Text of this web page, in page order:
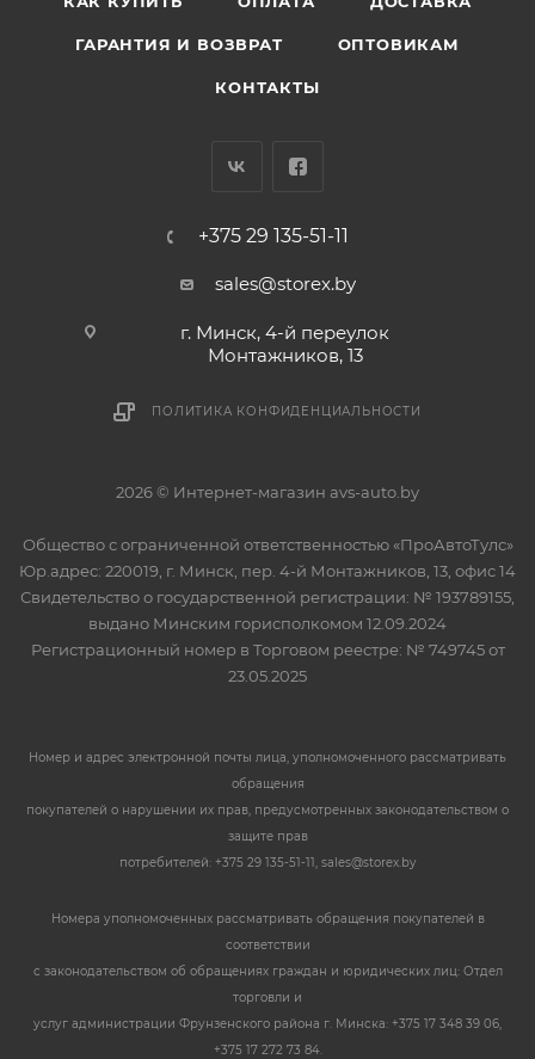
ГАРАНТИЯ И ВОЗВРАТ ОПТОВИКАМ
КОНТАКТЫ
+375 29 135-51-11
sales@storex.by
г. Минск, 4-й переулок
Монтажников, 13
ПОЛИТИКА КОНФИДЕНЦИАЛЬНОСТИ
2026 © Интернет-магазин avs-auto.by
Общество с ограниченной ответственностью «ПроАвтоТулс»
Юр.адрес: 220019, г. Минск, пер. 4-й Монтажников, 13, офис 14
Свидетельство о государственной регистрации: № 193789155,
выдано Минским горисполкомом 12.09.2024
Регистрационный номер в Торговом реестре: № 749745 от
23.05.2025
Номер и адрес электронной почты лица, уполномоченного рассматривать
обращения
покупателей о нарушении их прав, предусмотренных законодательством о
защите прав
потребителей: +375 29 135-51-11, sales@storex.by
Номера уполномоченных рассматривать обращения покупателей в
соответствии
с законодательством об обращениях граждан и юридических лиц: Отдел
торговли и
услуг администрации Фрунзенского района г. Минска: +375 17 348 39 06,
+375 17 272 73 84.